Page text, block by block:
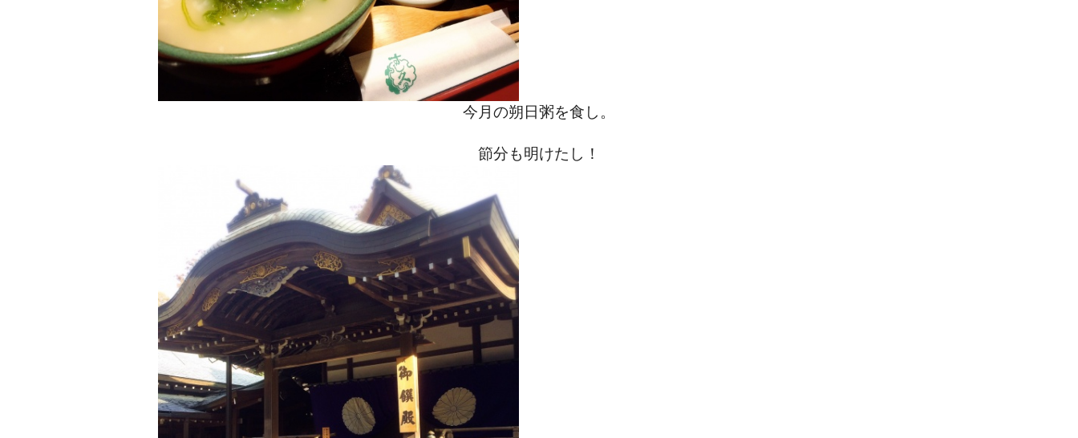
今月の朔日粥を食し。
節分も明けたし！